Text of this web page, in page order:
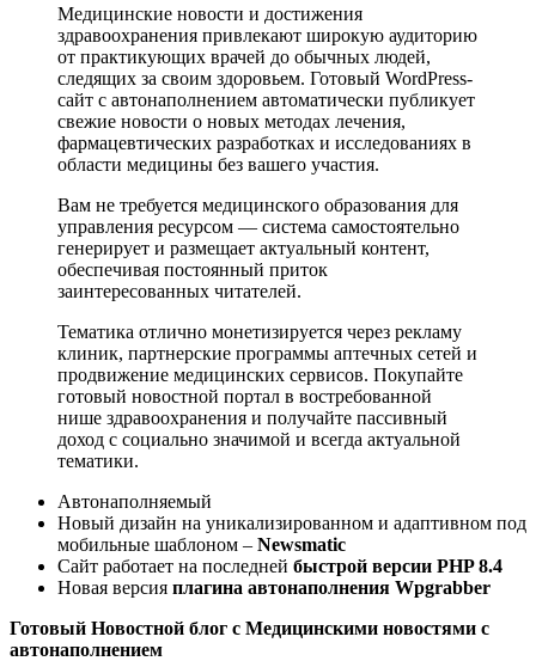
Медицинские новости и достижения
здравоохранения привлекают широкую аудиторию
от практикующих врачей до обычных людей,
следящих за своим здоровьем. Готовый WordPress-
сайт с автонаполнением автоматически публикует
свежие новости о новых методах лечения,
фармацевтических разработках и исследованиях в
области медицины без вашего участия.
Вам не требуется медицинского образования для
управления ресурсом — система самостоятельно
генерирует и размещает актуальный контент,
обеспечивая постоянный приток
заинтересованных читателей.
Тематика отлично монетизируется через рекламу
клиник, партнерские программы аптечных сетей и
продвижение медицинских сервисов. Покупайте
готовый новостной портал в востребованной
нише здравоохранения и получайте пассивный
доход с социально значимой и всегда актуальной
тематики.
Автонаполняемый
Новый дизайн на уникализированном и адаптивном под
мобильные шаблоном – Newsmatic
Сайт работает на последней быстрой версии PHP 8.4
Новая версия плагина автонаполнения Wpgrabber
Готовый Новостной блог с Медицинскими новостями с
автонаполнением